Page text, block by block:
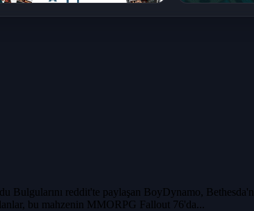
Bulgularını reddit'te paylaşan BoyDynamo,
bu mahzenin MMORPG Fallout 76'da...